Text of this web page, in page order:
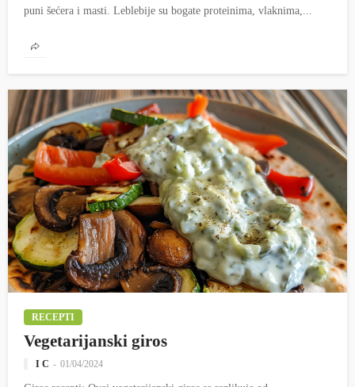
puni šećera i masti. Leblebije su bogate proteinima, vlaknima,...
RECEPTI
Vegetarijanski giros
I C 01/04/2024